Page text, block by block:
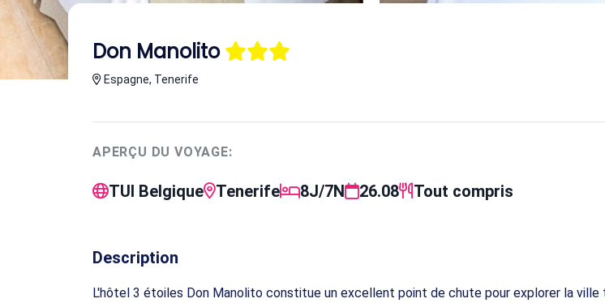
Don Manolito
Espagne, Tenerife
APERÇU DU VOYAGE:
TUI Belgique Tenerife 8J/7N 26.08 Tout compris
Description
L'hôtel 3 étoiles Don Manolito constitue un excellent point de chute pour explorer la ville